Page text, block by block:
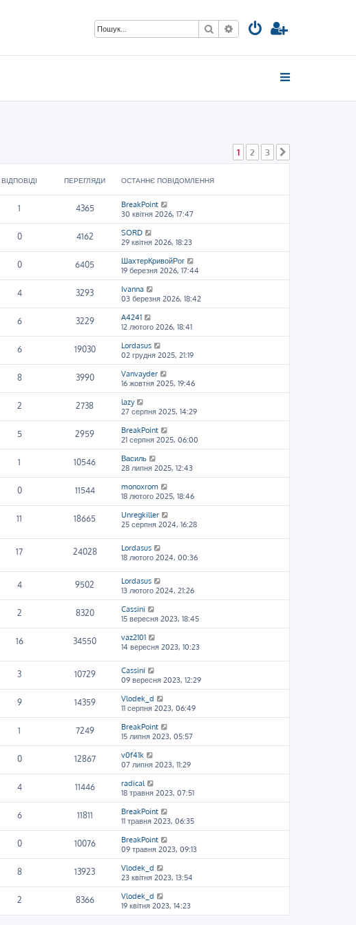
ПошукРозширений пошук
1 2 3
ВІДПОВІДІ ПЕРЕГЛЯДИ ОСТАННЄ ПОВІДОМЛЕННЯ
1 4365
BreakPoint
30 квітня 2026, 17:47
0 4162
SORD
29 квітня 2026, 18:23
0 6405
ШахтерКривойРог
19 березня 2026, 17:44
4 3293
Ivanna
03 березня 2026, 18:42
6 3229
A4241
12 лютого 2026, 18:41
6 19030
Lordasus
02 грудня 2025, 21:19
8 3990
Vanvayder
16 жовтня 2025, 19:46
2 2738
lazy
27 серпня 2025, 14:29
5 2959
BreakPoint
21 серпня 2025, 06:00
1 10546
Василь
28 липня 2025, 12:43
0 11544
monoxrom
18 лютого 2025, 18:46
11 18665
Unregkiller
25 серпня 2024, 16:28
17 24028
Lordasus
18 лютого 2024, 00:36
4 9502
Lordasus
13 лютого 2024, 21:26
2 8320
Cassini
15 вересня 2023, 18:45
16 34550
vaz2101
14 вересня 2023, 10:23
3 10729
Cassini
09 вересня 2023, 12:29
9 14359
Vlodek_d
11 серпня 2023, 06:49
1 7249
BreakPoint
15 липня 2023, 05:57
0 12867
v0f41k
07 липня 2023, 11:29
4 11446
radical
18 травня 2023, 07:51
6 11811
BreakPoint
11 травня 2023, 06:35
0 10076
BreakPoint
09 травня 2023, 09:13
8 13923
Vlodek_d
23 квітня 2023, 13:54
2 8366
Vlodek_d
19 квітня 2023, 14:23